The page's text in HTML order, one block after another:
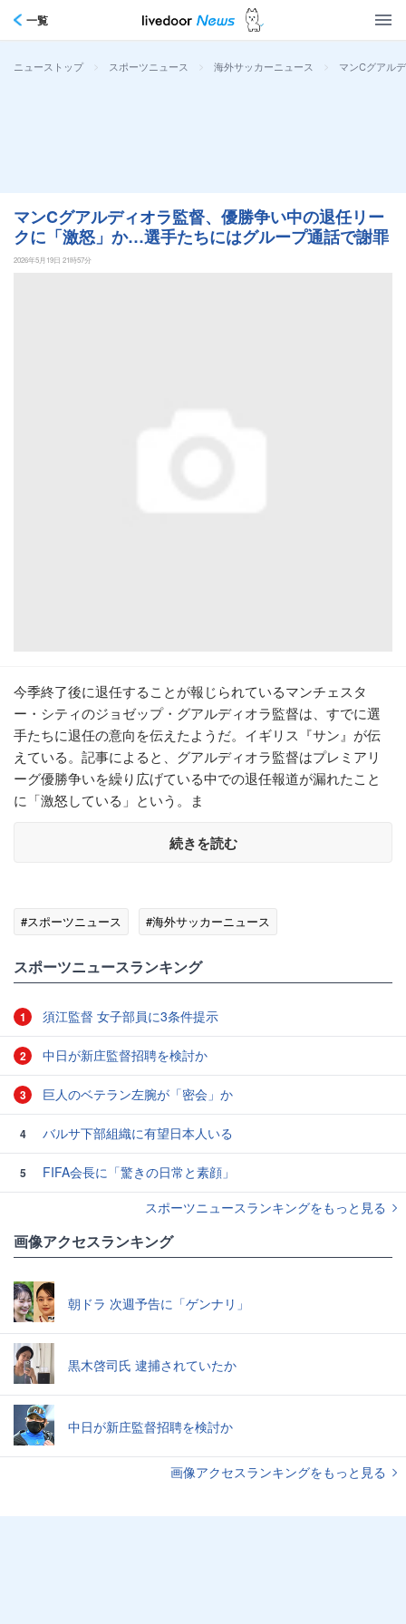
一覧
ニューストップ > スポーツニュース > 海外サッカーニュース > マンCグアル
マンCグアルディオラ監督、優勝争い中の退任リー
クに「激怒」か…選手たちにはグループ通話で謝罪
2026年5月19日 21時57分
今季終了後に退任することが報じられているマンチェスタ
ー・シティのジョゼップ・グアルディオラ監督は、すでに選
手たちに退任の意向を伝えたようだ。イギリス『サン』が伝
えている。記事によると、グアルディオラ監督はプレミアリ
ーグ優勝争いを繰り広げている中での退任報道が漏れたこと
に「激怒している」という。ま
続きを読む
#スポーツニュース #海外サッカーニュース
スポーツニュースランキング
1 須江監督 女子部員に3条件提示
2 中日が新庄監督招聘を検討か
3 巨人のベテラン左腕が「密会」か
4 バルサ下部組織に有望日本人いる
5
FIFA会長に「驚きの日常と素顔」
スポーツニュースランキングをもっと見る
画像アクセスランキング
朝ドラ 次週予告に「ゲンナリ」
黒木啓司氏 逮捕されていたか
中日が新庄監督招聘を検討か
画像アクセスランキングをもっと見る